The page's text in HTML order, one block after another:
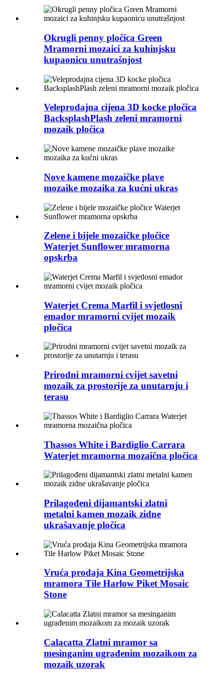
Okrugli penny pločica Green
Mramorni mozaici za kuhinjsku
kupaonicu unutrašnjost
Veleprodajna cijena 3D kocke pločica
BacksplashPlash zeleni mramorni
mozaik pločica
Nove kamene mozaičke plave
mozaike mozaika za kućni ukras
Zelene i bijele mozaičke pločice
Waterjet Sunflower mramorna
opskrba
Waterjet Crema Marfil i svjetlosni
emador mramorni cvijet mozaik
pločica
Prirodni mramorni cvijet savetni
mozaik za prostorije za unutarnju i
terasu
Thassos White i Bardiglio Carrara
Waterjet mramorna mozaična pločica
Prilagođeni dijamantski zlatni
metalni kamen mozaik zidne
ukrašavanje pločica
Vruća prodaja Kina Geometrijska
mramora Tile Harlow Piket Mosaic
Stone
Calacatta Zlatni mramor sa
mesinganim ugrađenim mozaikom za
mozaik uzorak